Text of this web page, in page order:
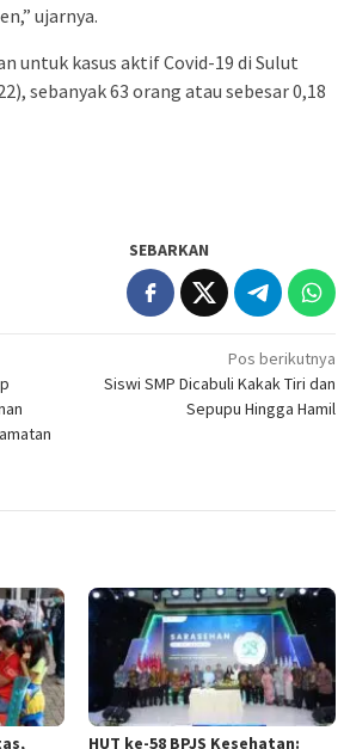
ujarnya.
untuk kasus aktif Covid-19 di Sulut
sebanyak 63 orang atau sebesar 0,18
SEBARKAN
Pos berikutnya
Siswi SMP Dicabuli Kakak Tiri dan
Sepupu Hingga Hamil
HUT ke-58 BPJS Kesehatan: